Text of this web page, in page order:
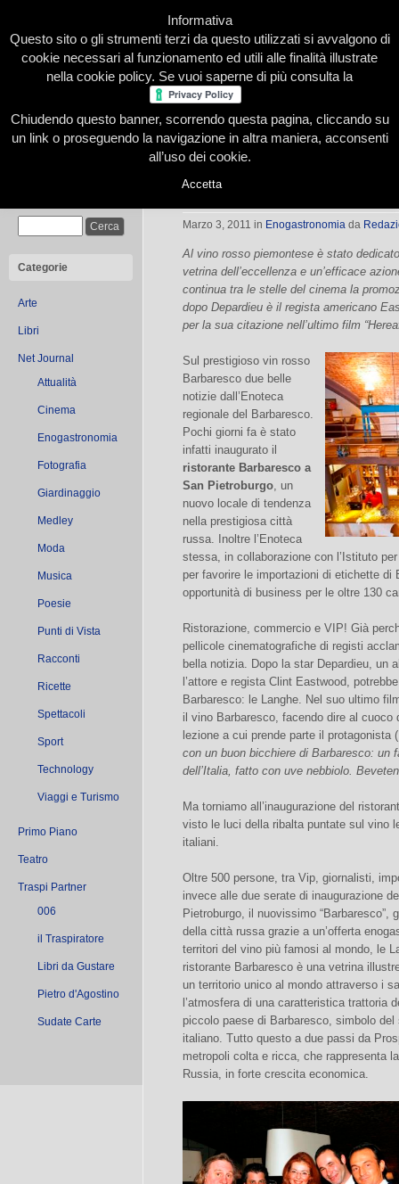
Home Presentazione Redazione Le nostre firme
Categorie
Arte
Libri
Net Journal
Attualità
Cinema
Enogastronomia
Fotografia
Giardinaggio
Medley
Moda
Musica
Poesie
Punti di Vista
Racconti
Ricette
Spettacoli
Sport
Technology
Viaggi e Turismo
Primo Piano
Teatro
Traspi Partner
006
il Traspiratore
Libri da Gustare
Pietro d'Agostino
Sudate Carte
Il Barbaresco fa strage di cuori in
Marzo 3, 2011 in Enogastronomia da
Al vino rosso piemontese è stato
vetrina dell’eccellenza e un’efficace
continua tra le stelle del cinema la
dopo Depardieu è il regista americano
per la sua citazione nell’ultimo film
Sul prestigioso vin rosso
Barbaresco due belle
notizie dall’Enoteca
regionale del Barbaresco.
Pochi giorni fa è stato
infatti inaugurato il
ristorante Barbaresco a
San Pietroburgo, un
nuovo locale di tendenza
nella prestigiosa città
russa. Inoltre l’Enoteca
stessa, in collaborazione con l’Istituto
per favorire le importazioni di etichette di
opportunità di business per le oltre 130
Ristorazione, commercio e VIP! Già
pellicole cinematografiche di registi
bella notizia. Dopo la star Depardieu, un
l’attore e regista Clint Eastwood,
Barbaresco: le Langhe. Nel suo ultimo
il vino Barbaresco, facendo dire al
lezione a cui prende parte il protagonista
con un buon bicchiere di Barbaresco: un
dell’Italia, fatto con uve nebbiolo.
Ma torniamo all’inaugurazione del
visto le luci della ribalta puntate sul vino
italiani.
Oltre 500 persone, tra Vip, giornalisti,
invece alle due serate di inaugurazione
Pietroburgo, il nuovissimo
della città russa grazie a un’offerta
territori del vino più famosi al mondo, le
ristorante Barbaresco è una vetrina
un territorio unico al mondo attraverso i
l’atmosfera di una caratteristica trattoria
piccolo paese di Barbaresco, simbolo
italiano. Tutto questo a due passi da
metropoli colta e ricca, che rappresenta
Russia, in forte crescita economica.
Informativa
Questo sito o gli strumenti terzi da questo utilizzati si avvalgono di
cookie necessari al funzionamento ed utili alle finalità illustrate
nella cookie policy. Se vuoi saperne di più consulta la
Chiudendo questo banner, scorrendo questa pagina, cliccando su
un link o proseguendo la navigazione in altra maniera, acconsenti
all’uso dei cookie.
Accetta